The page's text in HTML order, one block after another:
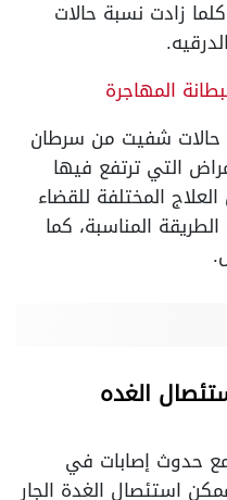
زادت نسبة حالات
المهاجرة
حالات شفيت من سرطان
التي ترتفع فيها
المختلفة للقضاء
المناسبة، كما
الغده
حدوث إصابات في
استئصال الغدة الجار